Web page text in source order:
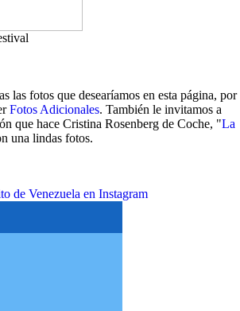
las fotos que desearíamos en esta página, por
Fotos Adicionales. También le invitamos a
que hace Cristina Rosenberg de Coche, "La
una lindas fotos.
de Venezuela en Instagram